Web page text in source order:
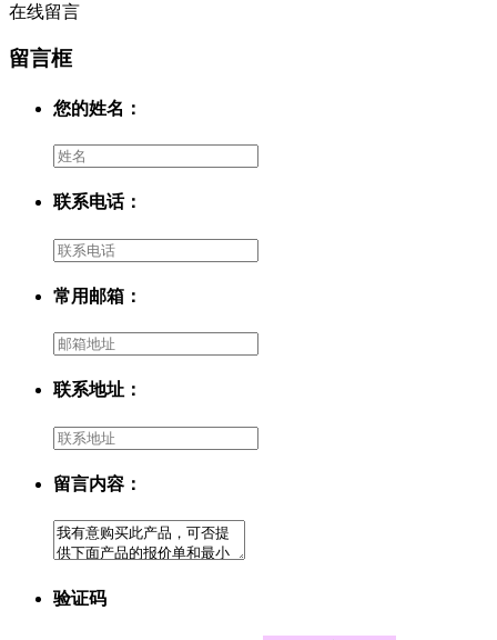
在线留言
留言框
您的姓名：
联系电话：
常用邮箱：
联系地址：
留言内容：
验证码